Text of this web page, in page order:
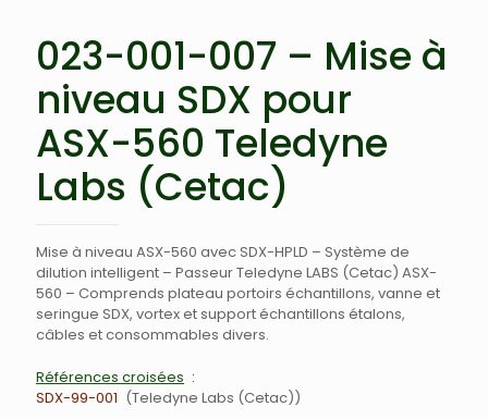
023-001-007 – Mise à
niveau SDX pour
ASX-560 Teledyne
Labs (Cetac)
Mise à niveau ASX-560 avec SDX-HPLD – Système de
dilution intelligent – Passeur Teledyne LABS (Cetac) ASX-
560 – Comprends plateau portoirs échantillons, vanne et
seringue SDX, vortex et support échantillons étalons,
câbles et consommables divers.
Références croisées
SDX-99-001
Teledyne Labs (Cetac)